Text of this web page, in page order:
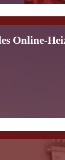
Online-